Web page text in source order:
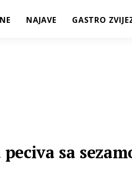
NAJAVE GASTRO
sa